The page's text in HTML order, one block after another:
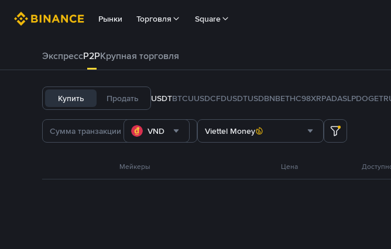
Рынки Торговля Square
ЭкспрессP2PКрупная торговля
Купить Продать USDTBTCUUSDCFDUSDTUSDBNBETHC98XRPADASLPDOGE
VND Viettel Money
Мейкеры Цена